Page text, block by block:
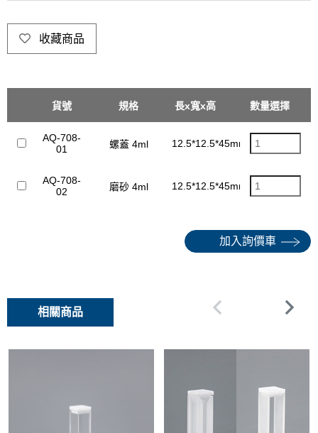
收藏商品
貨號 規格 長x寬x高 狹縫
數量選擇
AQ-708-
01
螺蓋 4ml 12.5*12.5*45mm 10mm
AQ-708-
02
磨砂 4ml 12.5*12.5*45mm 10mm
加入詢價車
相關商品